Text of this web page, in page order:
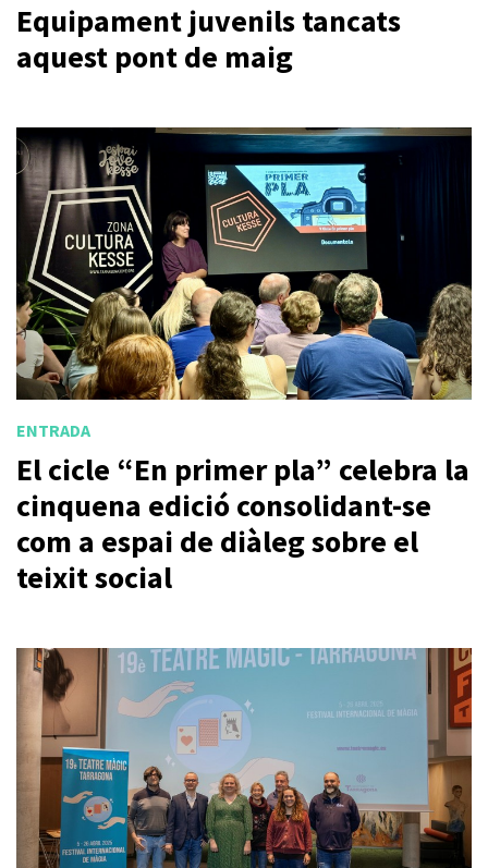
Equipament juvenils tancats
aquest pont de maig
ENTRADA
El cicle “En primer pla” celebra la
cinquena edició consolidant-se
com a espai de diàleg sobre el
teixit social